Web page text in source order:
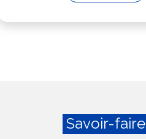
Savoir-faire